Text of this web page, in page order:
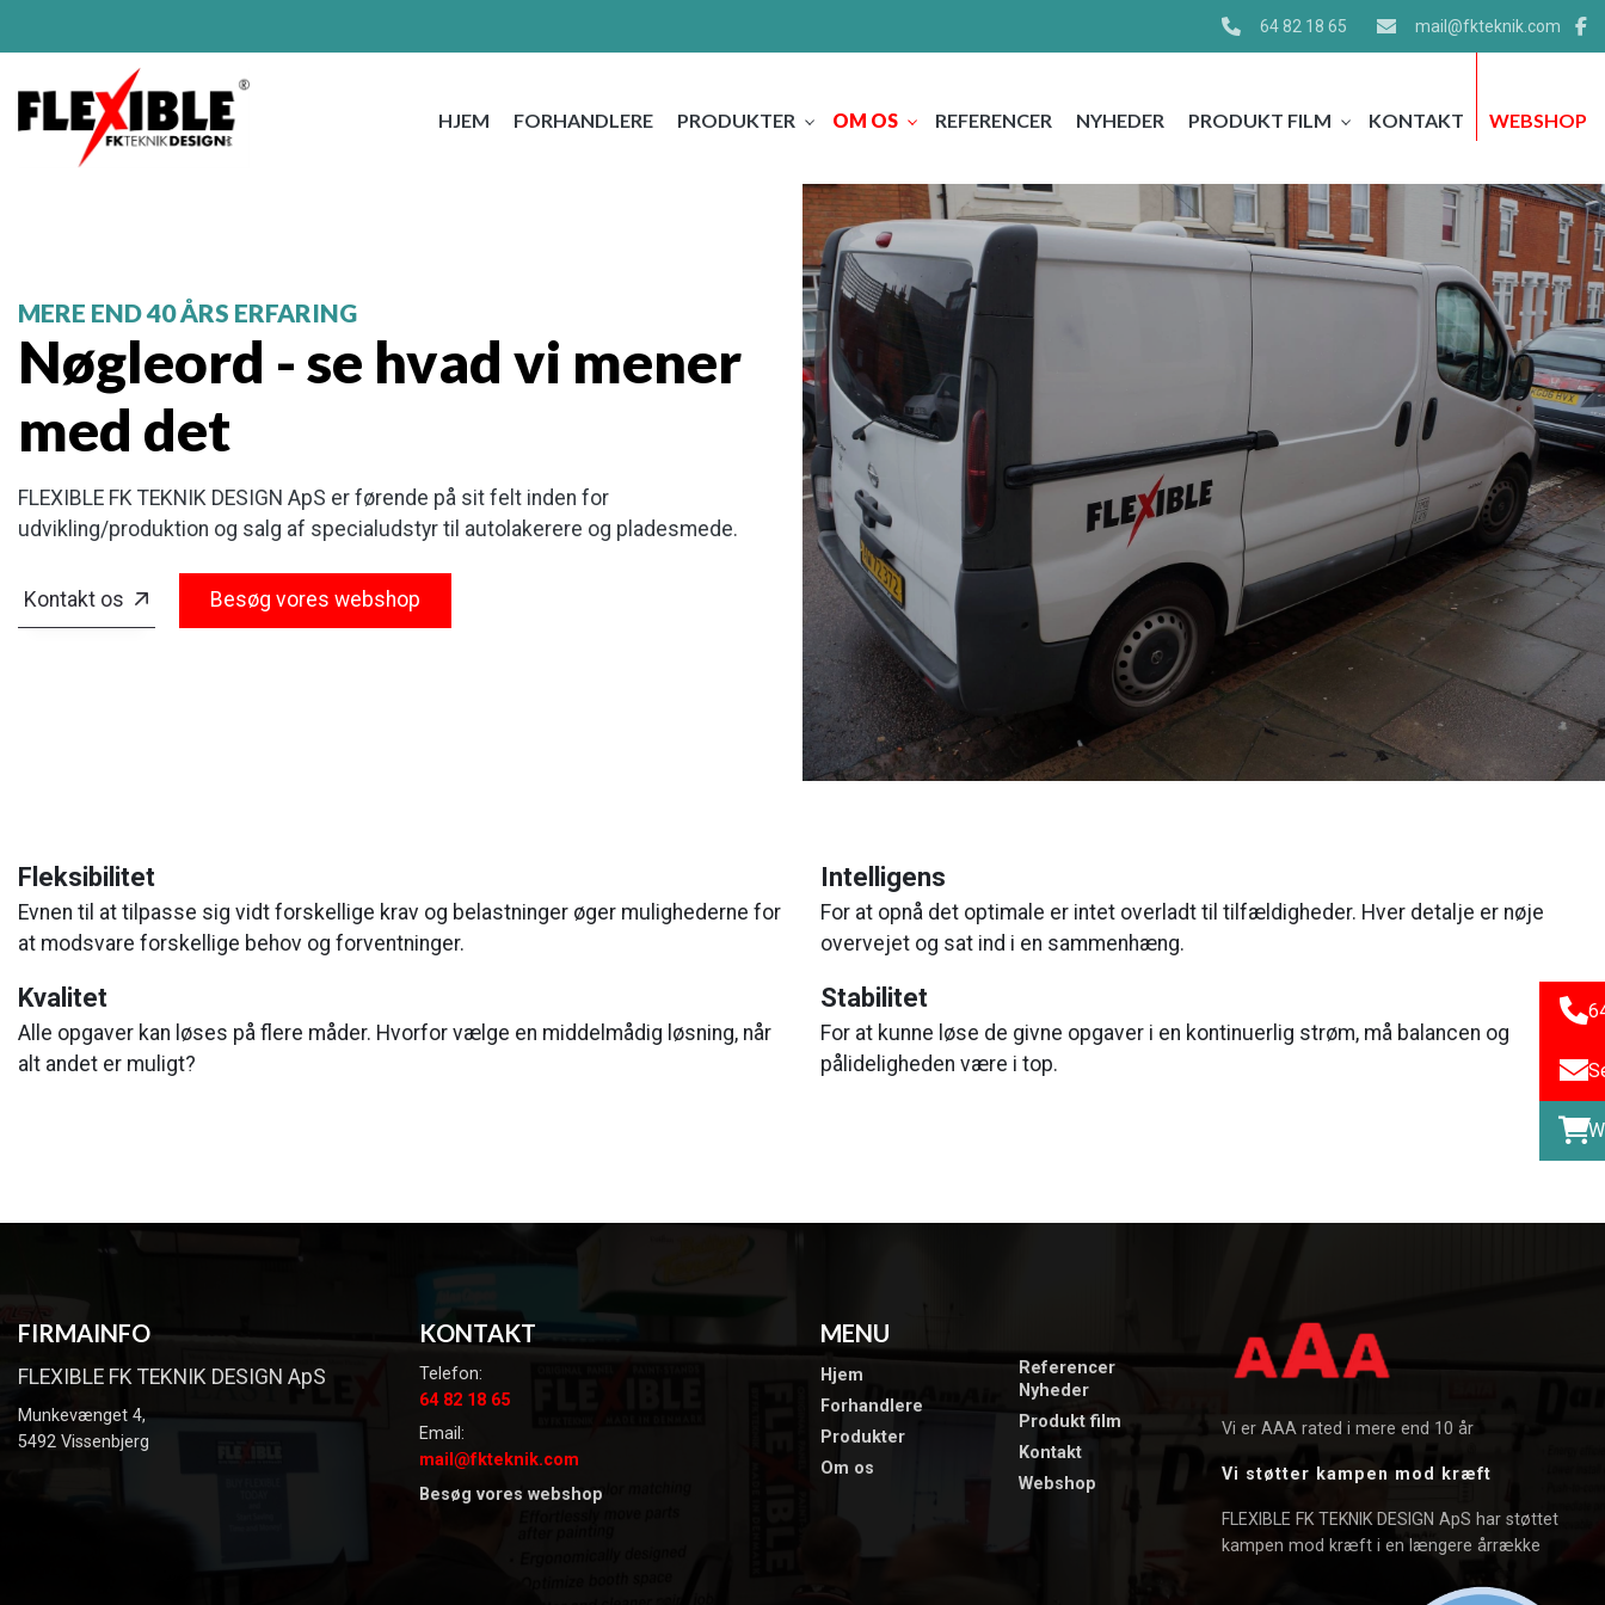
64 82 18 65 mail@fkteknik.com
HJEM FORHANDLERE PRODUKTER OM OS ​REFERENCER ​NYHEDER PRODUKT FILM​ KONTAKT WEBSHOP
MERE END 40 ÅRS ERFARING
Nøgleord​ - se hvad vi mener
med det
FLEXIBLE FK TEKNIK DESIGN ApS er førende på sit felt inden for
udvikling/produktion og salg af specialudstyr til autolakerere og pladesmede.
Kontakt os Besøg vores webshop
Fleksibilitet
Evnen til at tilpasse sig vidt forskellige krav og belastninger øger mulighederne for
at modsvare forskellige behov og forventninger.
Intelligens
For at opnå det optimale er intet overladt til tilfældigheder. Hver detalje er nøje
overvejet og sat ind i en sammenhæng.
Kvalitet
Alle opgaver kan løses på flere måder. Hvorfor vælge en middelmådig løsning, når
alt andet er muligt?
Stabilitet
For at kunne løse de givne opgaver i en kontinuerlig strøm, må balancen og
pålideligheden være i top.
FIRMAINFO
FLEXIBLE FK TEKNIK DESIGN ApS
Munkevænget 4,
5492 Vissenbjerg
KONTAKT
Telefon:
64 82 18 65
Email:
mail@fkteknik.com
Besøg vores webshop
MENU
Hjem
Forhandlere
Produkter
Om os
​Referencer
​Nyheder
Produkt film​
Kontakt
Webshop
Vi er AAA rated i mere end 10 år
Vi støtter kampen mod kræft
FLEXIBLE FK TEKNIK DESIGN ApS har støttet
kampen mod kræft i en længere årrække